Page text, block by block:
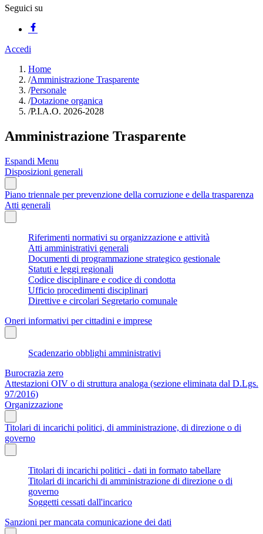
Seguici su
Accedi
Home
/Amministrazione Trasparente
/Personale
/Dotazione organica
/P.I.A.O. 2026-2028
Amministrazione Trasparente
Espandi Menu
Disposizioni generali
Piano triennale per prevenzione della corruzione e della trasparenza
Atti generali
Riferimenti normativi su organizzazione e attività
Atti amministrativi generali
Documenti di programmazione strategico gestionale
Statuti e leggi regionali
Codice disciplinare e codice di condotta
Ufficio procedimenti disciplinari
Direttive e circolari Segretario comunale
Oneri informativi per cittadini e imprese
Scadenzario obblighi amministrativi
Burocrazia zero
Attestazioni OIV o di struttura analoga (sezione eliminata dal D.Lgs.
97/2016)
Organizzazione
Titolari di incarichi politici, di amministrazione, di direzione o di
governo
Titolari di incarichi politici - dati in formato tabellare
Titolari di incarichi di amministrazione di direzione o di
governo
Soggetti cessati dall'incarico
Sanzioni per mancata comunicazione dei dati